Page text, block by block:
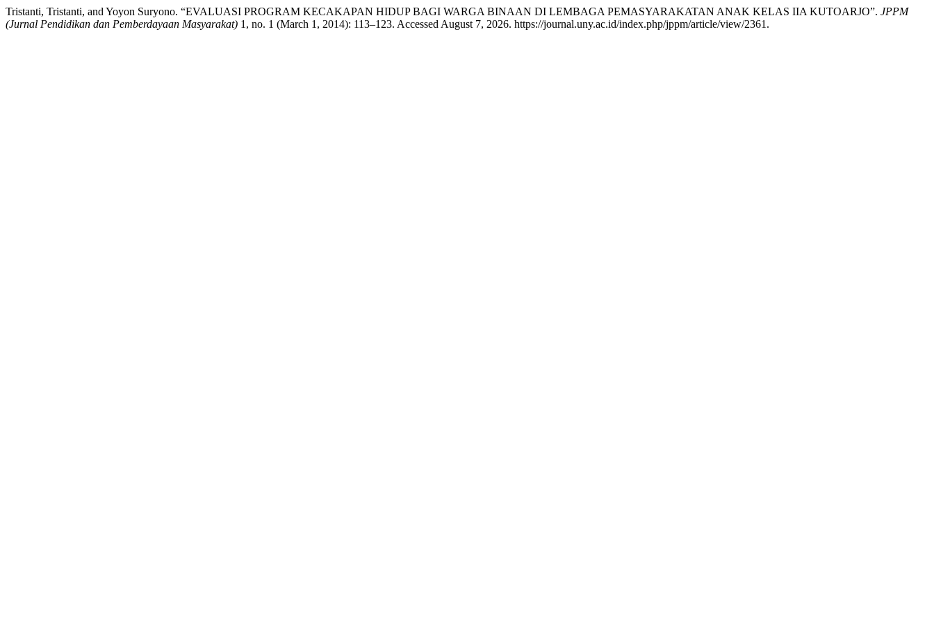
Tristanti, Tristanti, and Yoyon Suryono. “EVALUASI PROGRAM KECAKAPAN HIDUP BAGI WARGA BINAAN DI LEMBAGA PEMASYARAKATAN ANAK KELAS IIA KUTOARJO”. JPPM
(Jurnal Pendidikan dan Pemberdayaan Masyarakat) 1, no. 1 (March 1, 2014): 113–123. Accessed August 7, 2026. https://journal.uny.ac.id/index.php/jppm/article/view/2361.